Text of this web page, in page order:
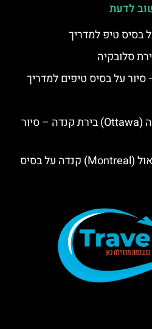
לדעת
בסיס טיפ למדריך
סלובקיה
סיור על בסיס טיפים למדריך
סיורים חינמיים באוטוואה (Ottawa) בירת קנדה – סיור
סיורים חינמיים במונטריאול (Montreal) קנדה על בסיס